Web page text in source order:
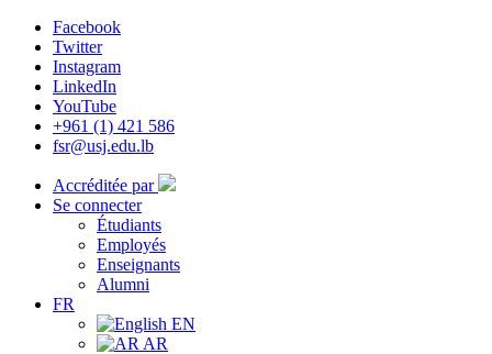
Facebook
Twitter
Instagram
LinkedIn
YouTube
+961 (1) 421 586
fsr@usj.edu.lb
Accréditée par
Se connecter
Étudiants
Employés
Enseignants
Alumni
FR
EN
AR